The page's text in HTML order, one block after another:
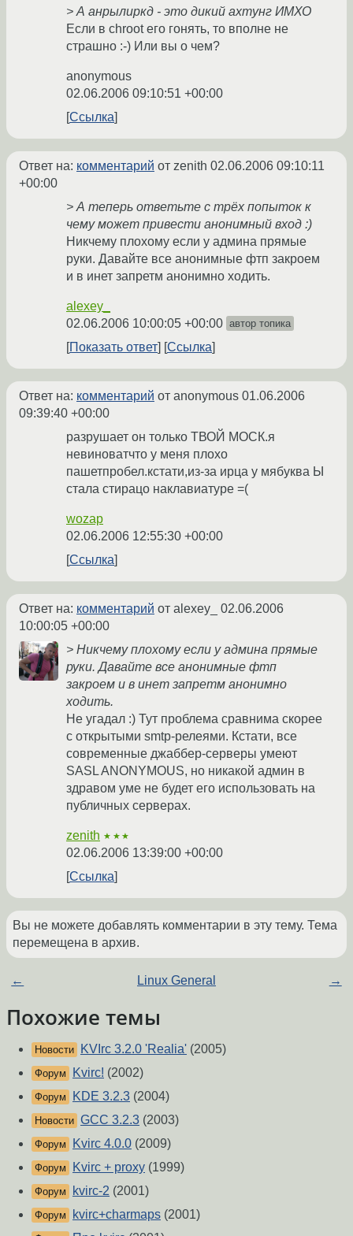
> А анрылиркд - это дикий ахтунг ИМХО
Если в chroot его гонять, то вполне не
страшно :-) Или вы о чем?
anonymous
02.06.2006 09:10:51 +00:00
Ссылка
Ответ на: комментарий от zenith 02.06.2006 09:10:11
+00:00
> А теперь ответьте с трёх попыток к
чему может привести анонимный вход :)
Никчему плохому если у админа прямые
руки. Давайте все анонимные фтп закроем
и в инет запретм анонимно ходить.
alexey_
02.06.2006 10:00:05 +00:00 автор топика
Показать ответ Ссылка
Ответ на: комментарий от anonymous 01.06.2006
09:39:40 +00:00
разрушает он только ТВОЙ МОСК.я
невиноватчто у меня плохо
пашетпробел.кстати,из-за ирца у мябуква Ы
стала стирацо наклавиатуре =(
wozap
02.06.2006 12:55:30 +00:00
Ссылка
Ответ на: комментарий от alexey_ 02.06.2006
10:00:05 +00:00
> Никчему плохому если у админа прямые
руки. Давайте все анонимные фтп
закроем и в инет запретм анонимно
ходить.
Не угадал :) Тут проблема сравнима скорее
с открытыми smtp-релеями. Кстати, все
современные джаббер-серверы умеют
SASL ANONYMOUS, но никакой админ в
здравом уме не будет его использовать на
публичных серверах.
zenith ★★★
02.06.2006 13:39:00 +00:00
Ссылка
Вы не можете добавлять комментарии в эту тему. Тема
перемещена в архив.
← Linux General →
Похожие темы
Новости KVIrc 3.2.0 'Realia' (2005)
Форум Kvirc! (2002)
Форум KDE 3.2.3 (2004)
Новости GCC 3.2.3 (2003)
Форум Kvirc 4.0.0 (2009)
Форум Kvirc + proxy (1999)
Форум kvirc-2 (2001)
Форум kvirc+charmaps (2001)